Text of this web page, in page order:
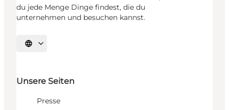
du jede Menge Dinge findest, die du
unternehmen und besuchen kannst.
Sprache auswählen
Unsere Seiten
Presse